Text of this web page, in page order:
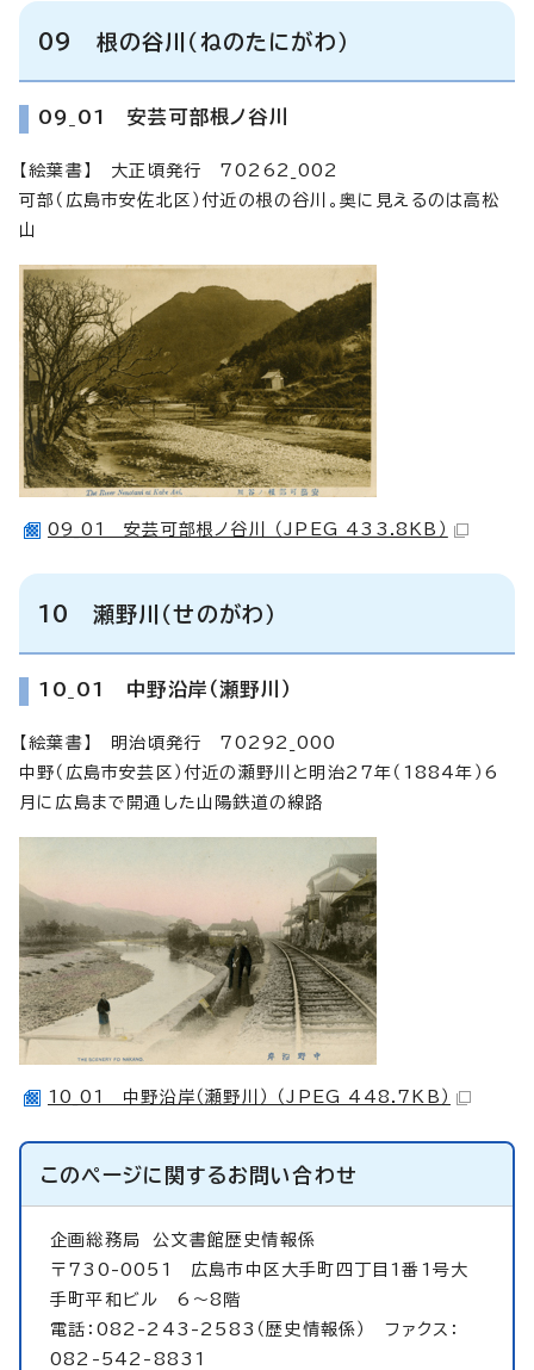
09 根の谷川（ねのたにがわ）
09_01 安芸可部根ノ谷川
【絵葉書】 大正頃発行 70262_002
可部（広島市安佐北区）付近の根の谷川。奥に見えるのは高松
山
09_01 安芸可部根ノ谷川 （JPEG 433.8KB）
10 瀬野川（せのがわ）
10_01 中野沿岸（瀬野川）
【絵葉書】 明治頃発行 70292_000
中野（広島市安芸区）付近の瀬野川と明治27年（1884年）6
月に広島まで開通した山陽鉄道の線路
10_01 中野沿岸（瀬野川） （JPEG 448.7KB）
このページに関するお問い合わせ
企画総務局公文書館歴史情報係
〒730-0051 広島市中区大手町四丁目1番1号大
手町平和ビル 6～8階
電話：082-243-2583（歴史情報係） ファクス：
082-542-8831